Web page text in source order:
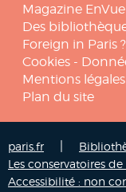
Magazine EnVue
Des
Foreign in Paris ?
Cookies -
Mentions légales
Plan du site
paris.fr
Les conservatoires
Accessibilité : non